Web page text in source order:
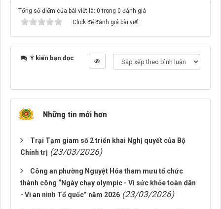
Tổng số điểm của bài viết là: 0 trong 0 đánh giá
Click để đánh giá bài viết
Ý kiến bạn đọc
Những tin mới hơn
Trại Tạm giam số 2 triển khai Nghị quyết của Bộ
Chính trị (23/03/2026)
Công an phường Nguyệt Hóa tham mưu tổ chức
thành công “Ngày chạy olympic - Vì sức khỏe toàn dân
- Vì an ninh Tổ quốc” năm 2026 (23/03/2026)